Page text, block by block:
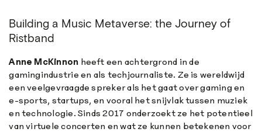
Building a Music Metaverse: the Journey of
Ristband
Anne McKinnon heeft een achtergrond in de
gamingindustrie en als techjournaliste. Ze is wereldwijd
een veelgevraagde spreker als het gaat over gaming en
e-sports, startups, en vooral het snijvlak tussen muziek
en technologie. Sinds 2017 onderzoekt ze het potentieel
van virtuele concerten en wat ze kunnen betekenen voor